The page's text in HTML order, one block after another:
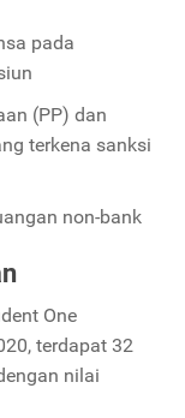
pada
(PP) dan
terkena sanksi
non-bank
One
terdapat 32
nilai